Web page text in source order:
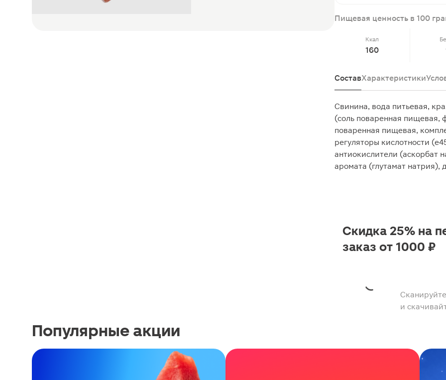
Пищевая ценность в 100
Ккал
160
СоставХарактеристики
Свинина, вода питьевая,
(соль поваренная пищевая,
поваренная пищевая,
регуляторы кислотности
антиокислители (аскорбат
аромата (глутамат
и
Скидка 25% на
заказ от 1000 ₽
Популярные акции